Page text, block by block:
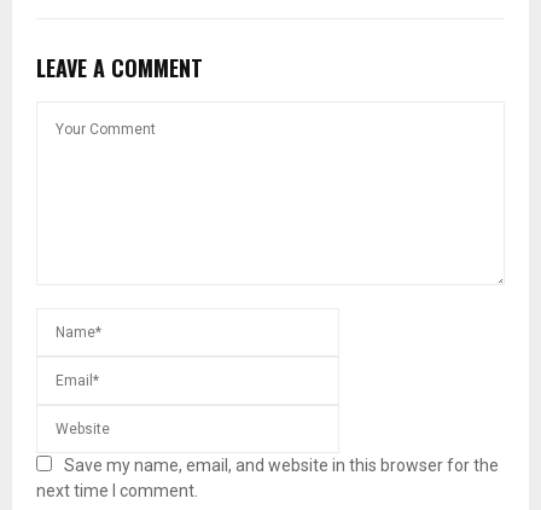
LEAVE A COMMENT
Save my name, email, and website in this browser for the
next time I comment.